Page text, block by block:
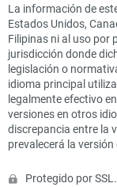
La información de
Estados Unidos,
Filipinas ni al uso por
jurisdicción donde
legislación o
idioma principal
legalmente efectivo
versiones en otros
discrepancia entre la
prevalecerá la versión
Protegido por